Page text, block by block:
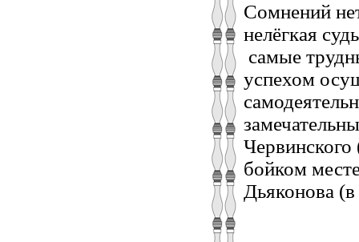
Сомнений
нелёгкая
самые
успехом
бойком
Дьяконова